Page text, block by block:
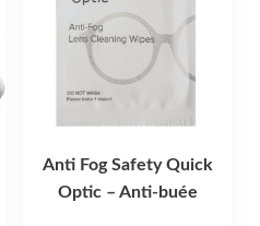
Anti Fog Safety Quick
Optic – Anti-buée